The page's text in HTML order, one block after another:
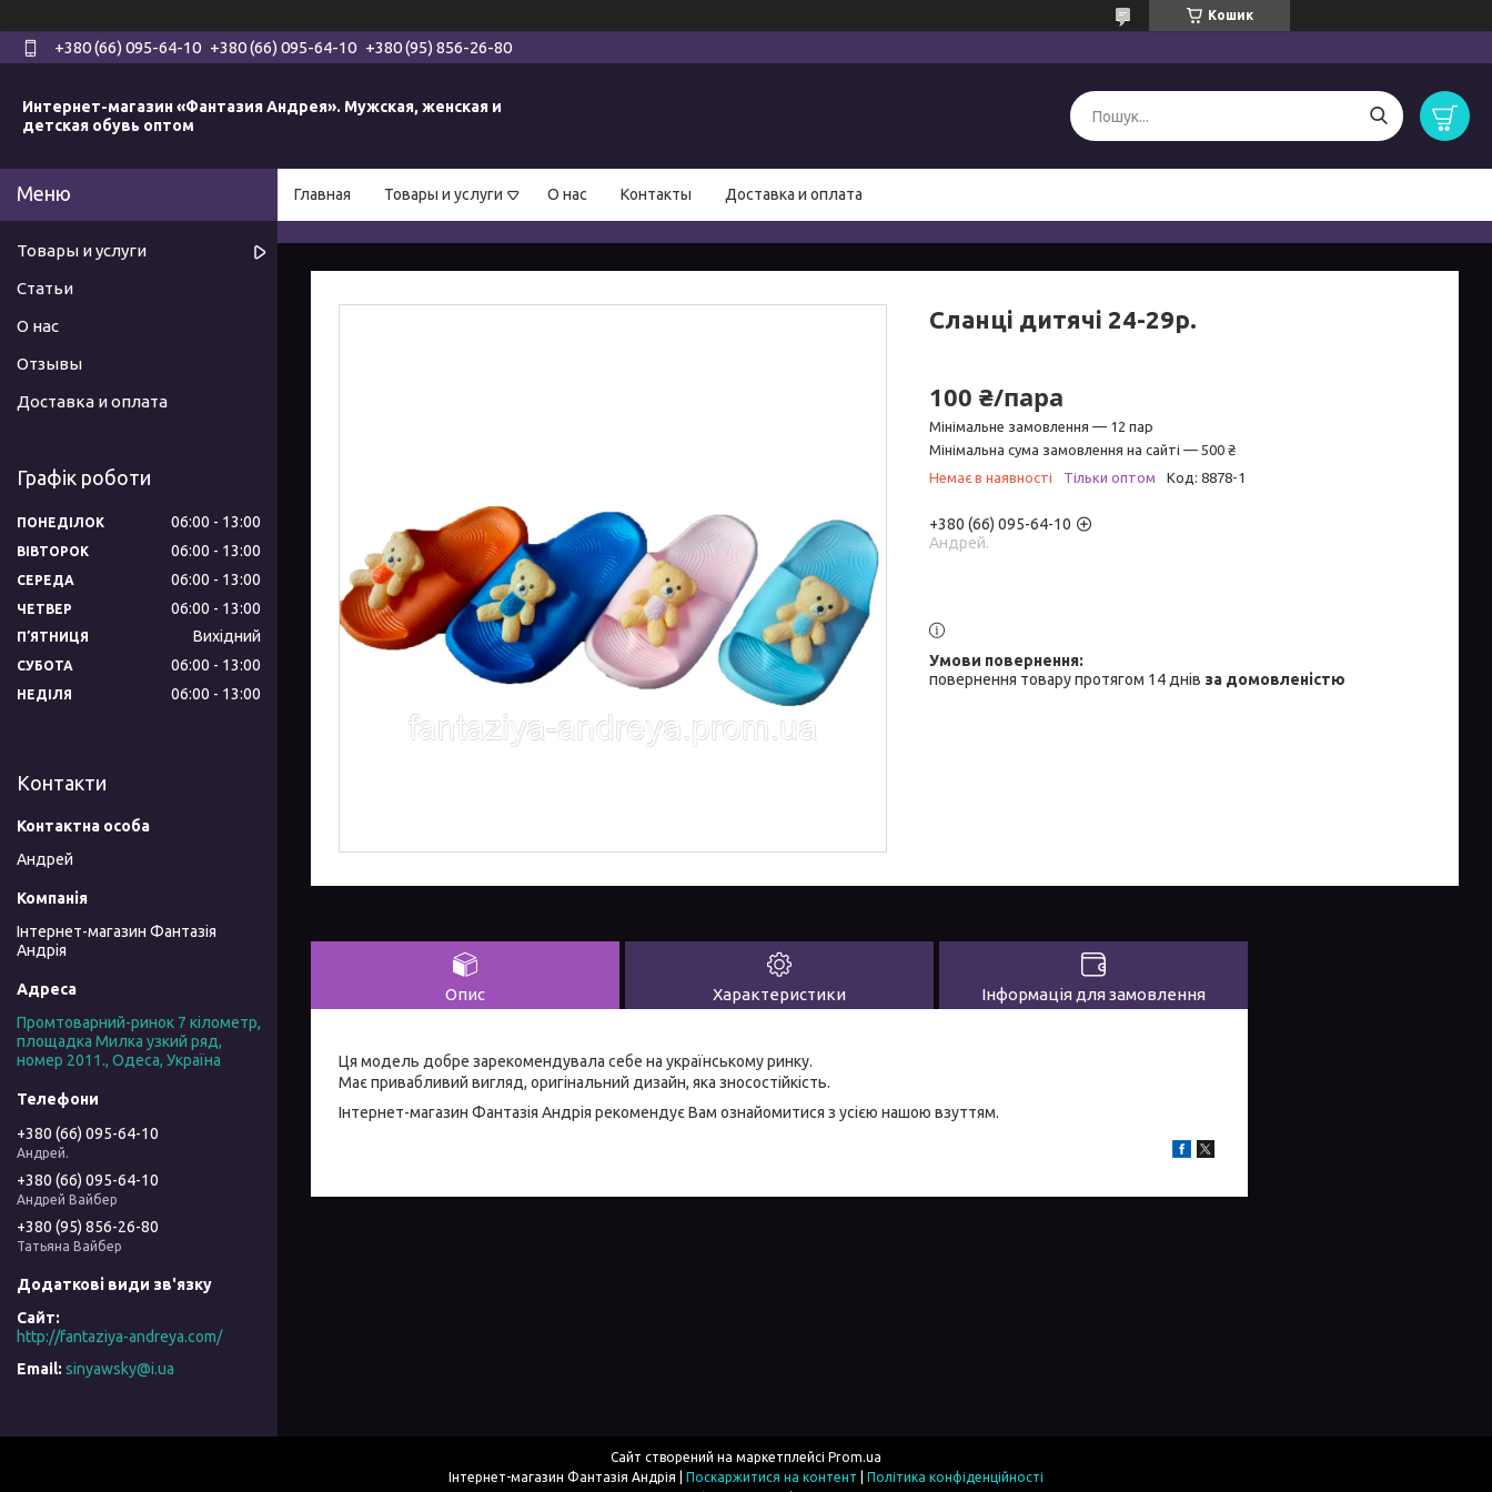
Кошик
+380 (66) 095-64-10 +380 (66) 095-64-10 +380 (95) 856-26-80
Интернет-магазин «Фантазия Андрея». Мужская, женская и
детская обувь оптом
Главная Товары и услуги О нас Контакты Доставка и оплата
Сланці дитячі 24-29р.
100 ₴/пара
Мінімальне замовлення — 12 пар
Мінімальна сума замовлення на сайті — 500 ₴
Немає в наявності
Тільки оптом Код: 8878-1
+380 (66) 095-64-10
Андрей.
повернення товару протягом 14 днів за домовленістю
Опис Характеристики Інформація для замовлення
Ця модель добре зарекомендувала себе на українському ринку.
Має привабливий вигляд, оригінальний дизайн, яка зносостійкість.
Інтернет-магазин Фантазія Андрія рекомендує Вам ознайомитися з усією нашою взуттям.
Товары и услуги
Статьи
О нас
Отзывы
Доставка и оплата
Графік роботи
ПОНЕДІЛОК 06:00 13:00
ВІВТОРОК 06:00 13:00
СЕРЕДА 06:00 13:00
ЧЕТВЕР 06:00 13:00
ПʼЯТНИЦЯ Вихідний
СУБОТА 06:00 13:00
НЕДІЛЯ 06:00 13:00
Контакти
Андрей
Інтернет-магазин Фантазія
Андрія
Промтоварний-ринок 7 кілометр,
площадка Милка узкий ряд,
номер 2011., Одеса, Україна
+380 (66) 095-64-10
Андрей.
+380 (66) 095-64-10
Андрей Вайбер
+380 (95) 856-26-80
Татьяна Вайбер
http://fantaziya-andreya.com/
sinyawsky@i.ua
Сайт створений на маркетплейсі Prom.ua
Поскаржитися на контент
Політика конфіденційності